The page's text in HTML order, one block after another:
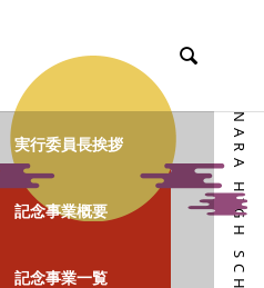

実行委員長挨拶
記念事業概要
記念事業一覧 NARA HIGH SCHOOL